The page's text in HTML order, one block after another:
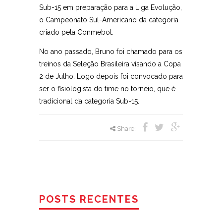
Sub-15 em preparação para a Liga Evolução,
o Campeonato Sul-Americano da categoria
criado pela Conmebol.
No ano passado, Bruno foi chamado para os
treinos da Seleção Brasileira visando a Copa
2 de Julho. Logo depois foi convocado para
ser o fisiologista do time no torneio, que é
tradicional da categoria Sub-15.
Share:
POSTS RECENTES